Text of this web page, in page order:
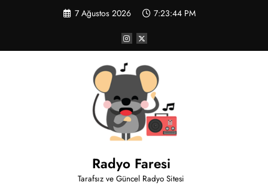
7 Ağustos 2026 7:23:44 PM
Radyo Faresi
Tarafsız ve Güncel Radyo Sitesi